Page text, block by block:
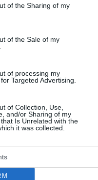
or usage behaviour. You
to Google and its third-party
specified purposes in
of the Sharing of my
of the Sale of my
of processing my
Targeted Advertising.
of Collection, Use,
and/or Sharing of my
Is Unrelated with the
it was collected.
di monete enegozio online
e distributore delle
per tre mesi dopo la data
che hanno avuto un
come Ferenc Deák o
i
Karikó e Ferenc Krausz
nazionale dell'Ungheria
#